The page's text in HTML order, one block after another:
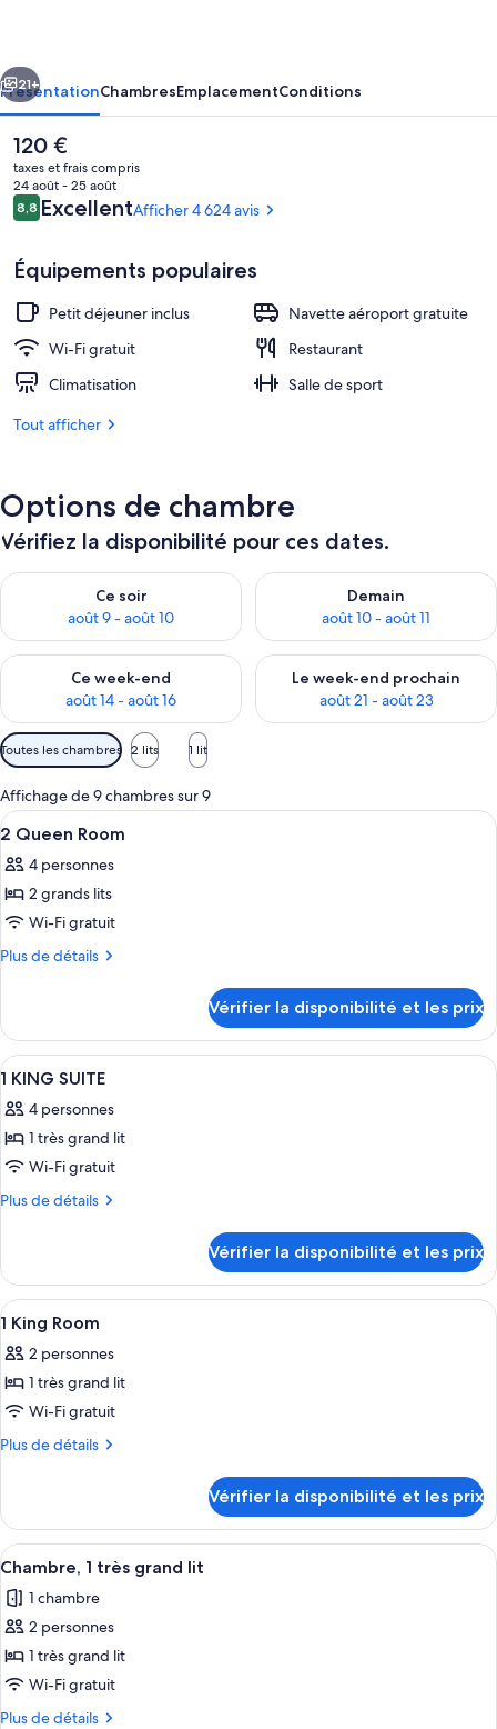
Restauration
Suivant
21+
PrésentationChambresEmplacementConditions
Le
prix
actuel
est
de
120 €
taxes et frais compris
24 août - 25 août
Avis
voyageurs
8,88,8 sur 10
ExcellentAfficher 4 624 avis
Équipements populaires
Petit déjeuner inclus
Navette aéroport gratuite
Wi-Fi gratuit
Restaurant
Climatisation
Salle de sport
Tout afficher
Options de chambre
Vérifiez la disponibilité pour ces dates.
Ce soir
août 9 - août 10
Vérifier la disponibilité pour ce soir août 9 - août 10
Demain
août 10 - août 11
Vérifier la disponibilité pour
Ce week-end
août 14 - août 16
Vérifier la disponibilité pour ce week-end août 14 - août 16
Le week-end prochain
août 21 - août 23
Vérifier la disponibilité pour
Filtres
disponibles
pour
les
chambres
Toutes les chambres 2 lits 1 lit
Affichage de 9 chambres sur 9
Afficher
toutes
les
photos
pour
ce
chambre :
2
Queen
Room
Une chambre d’hôtel avec deux lits,
3
2 Queen Room
4 personnes
2 grands lits
Wi-Fi gratuit
Plus de détails
Plus
le
type
de
2
Queen
Vérifier la disponibilité et les prix
Afficher
toutes
les
photos
pour
ce
chambre :
KING
SUITE
Une chambre d’hôtel comprenant
2
1 KING SUITE
4 personnes
1 très grand lit
Wi-Fi gratuit
Plus de détails
Plus
le
type
de
chambre
KING
Vérifier la disponibilité et les prix
Afficher
toutes
les
photos
pour
ce
chambre :
King
Room
Une chambre d’hôtel avec un
6
1 King Room
2 personnes
1 très grand lit
Wi-Fi gratuit
Plus de détails
Plus
le
type
de
King
Vérifier la disponibilité et les prix
Afficher
toutes
les
photos
pour
ce
type
Une chambre d’hôtel avec un grand
6
Chambre, 1 très grand lit
1 chambre
2 personnes
1 très grand lit
Wi-Fi gratuit
Plus de détails
Plus